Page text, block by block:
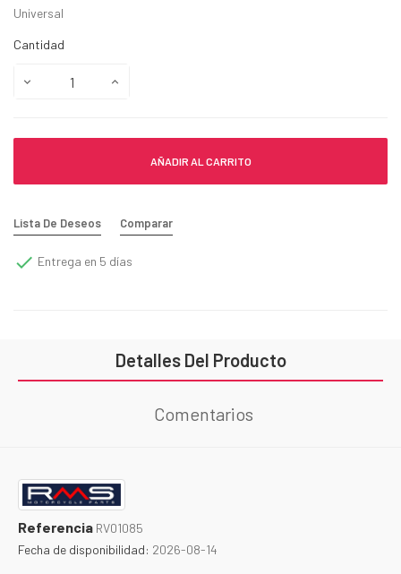
Universal
Cantidad
AÑADIR AL CARRITO
Lista De Deseos Comparar
 Entrega en 5 días
Detalles Del Producto
Comentarios
Referencia RV01085
Fecha de disponibilidad: 2026-08-14